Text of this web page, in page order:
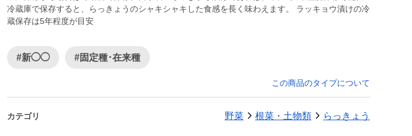
冷蔵庫で保存すると、らっきょうのシャキシャキした食感を長く味わえます。 ラッキョウ漬けの冷
蔵保存は5年程度が目安
#新◯◯ #固定種･在来種
この商品のタイプについて
カテゴリ 野菜 根菜・土物類 らっきょう